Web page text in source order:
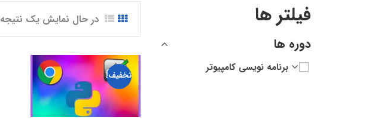
در حال نمایش یک نتیجه
تخفیف!
فیلتر ها
دوره ها
برنامه نویسی کامپیوتر